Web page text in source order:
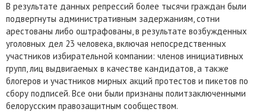
В результате данных репрессий более тысячи граждан были
подвергнуты административным задержаниям, сотни
арестованы либо оштрафованы, в результате возбужденных
уголовных дел 23 человека, включая непосредственных
участников избирательной компании: членов инициативных
групп, лиц выдвигаемых в качестве кандидатов, а также
блогеров и участников мирных акций протестов и пикетов по
сбору подписей. Все они были признаны политзаключенными
белорусским правозащитным сообществом.